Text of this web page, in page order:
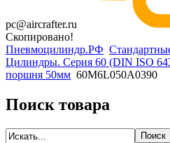
pc@aircrafter.ru
Скопировано!
Пневмоцилиндр.РФ
Цилиндры. Серия 60 (DIN ISO
поршня 50мм 60M6L050A0390
Поиск товара